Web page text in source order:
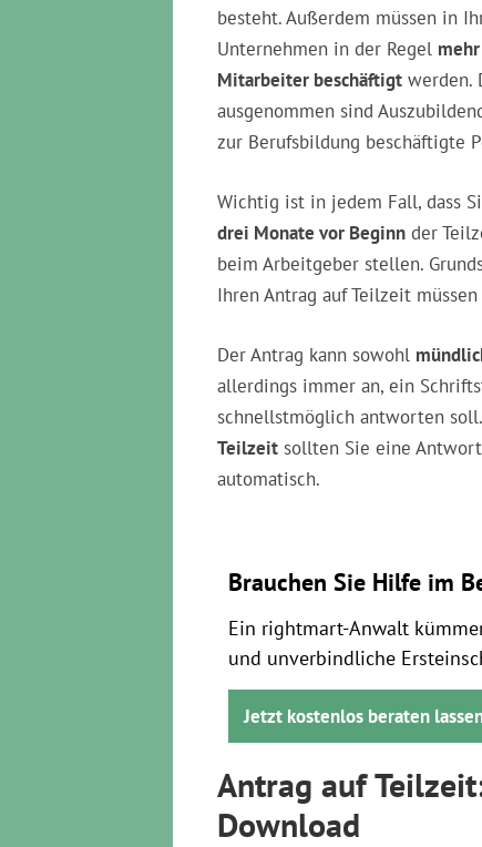
besteht. Außerdem müssen in
Unternehmen in der Regel
Mitarbeiter beschäftigt werden.
ausgenommen sind
zur Berufsbildung beschäftigte
Wichtig ist in jedem Fall, dass
drei Monate vor Beginn der
beim Arbeitgeber stellen.
Ihren Antrag auf Teilzeit
Der Antrag kann sowohl
allerdings immer an, ein
schnellstmöglich antworten
Teilzeit sollten Sie eine
automatisch.
Brauchen Sie Hilfe im
Ein rightmart-Anwalt
und unverbindliche
Jetzt kostenlos beraten
Antrag auf
Download